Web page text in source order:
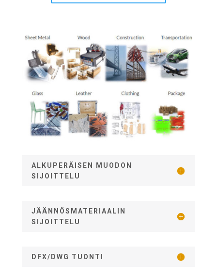
ALKUPERÄISEN MUODON
SIJOITTELU
JÄÄNNÖSMATERIAALIN
SIJOITTELU
DFX/DWG TUONTI